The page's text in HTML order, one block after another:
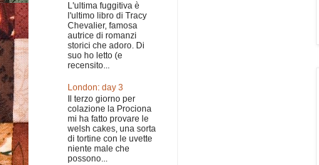
L'ultima fuggitiva è
l'ultimo libro di Tracy
Chevalier, famosa
autrice di romanzi
storici che adoro. Di
suo ho letto (e
recensito...
London: day 3
Il terzo giorno per
colazione la Prociona
mi ha fatto provare le
welsh cakes, una sorta
di tortine con le uvette
niente male che
possono...